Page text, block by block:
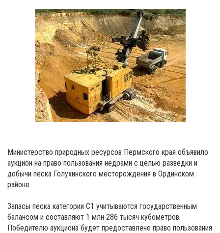
Министерство природных ресурсов Пермского края объявило
аукцион на право пользования недрами с целью разведки и
добычи песка Голухинского месторождения в Ординском
районе.
Запасы песка категории С1 учитываются государственным
балансом и составляют 1 млн 286 тысяч кубометров.
Победителю аукциона будет предоставлено право пользования